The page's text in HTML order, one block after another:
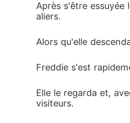
Après s'être
aliers.
Alors qu'elle
Freddie s'est
Elle le regarda et,
visiteurs.